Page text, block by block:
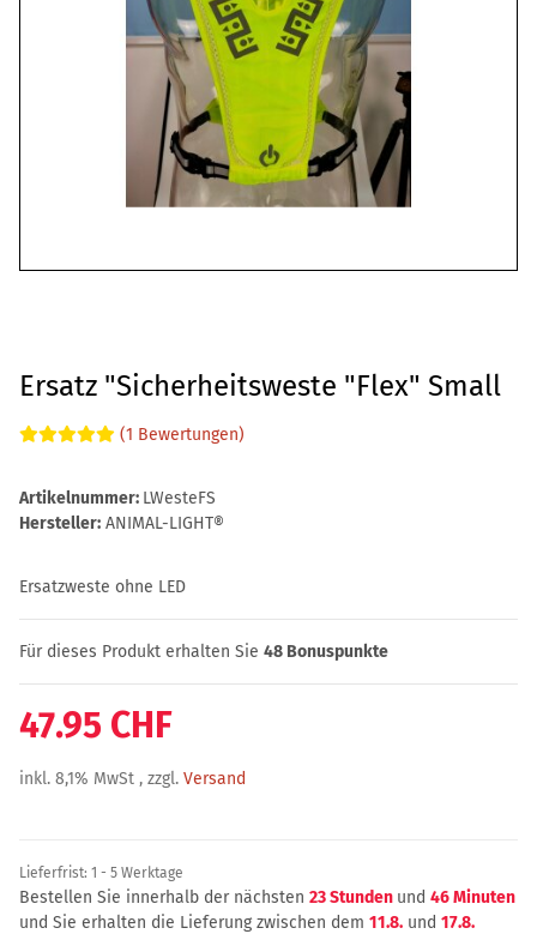
Ersatz "Sicherheitsweste "Flex" Small
(1 Bewertungen)
Artikelnummer: LWesteFS
Hersteller: ANIMAL-LIGHT®
Ersatzweste ohne LED
Für dieses Produkt erhalten Sie 48 Bonuspunkte
47.95 CHF
inkl. 8,1% MwSt , zzgl. Versand
Lieferfrist: 1 - 5 Werktage
Bestellen Sie innerhalb der nächsten 23 Stunden und 46 Minuten
und Sie erhalten die Lieferung zwischen dem 11.8. und 17.8.